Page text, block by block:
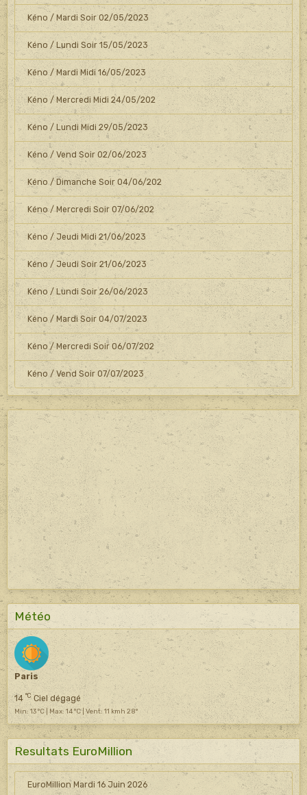
Kéno / Mardi Soir 02/05/2023
Kéno / Lundi Soir 15/05/2023
Kéno / Mardi Midi 16/05/2023
Kéno / Mercredi Midi 24/05/202
Kéno / Lundi Midi 29/05/2023
Kéno / Vend Soir 02/06/2023
Kéno / Dimanche Soir 04/06/202
Kéno / Mercredi Soir 07/06/202
Kéno / Jeudi Midi 21/06/2023
Kéno / Jeudi Soir 21/06/2023
Kéno / Lundi Soir 26/06/2023
Kéno / Mardi Soir 04/07/2023
Kéno / Mercredi Soir 06/07/202
Kéno / Vend Soir 07/07/2023
Météo
Paris
14 °C Ciel dégagé
Min: 13 °C | Max: 14 °C | Vent: 11 kmh 28°
Resultats EuroMillion
EuroMillion Mardi 16 Juin 2026